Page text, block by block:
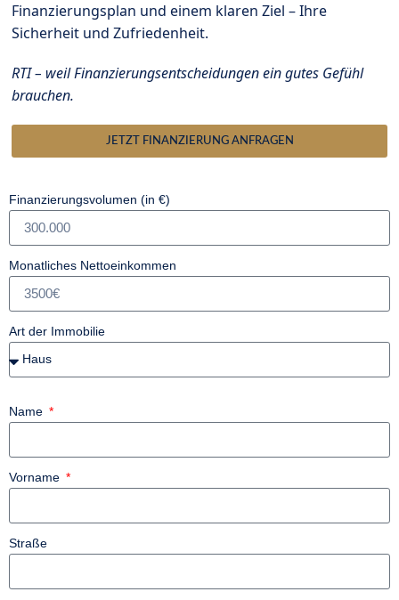
Finanzierungsplan und einem klaren Ziel – Ihre
Sicherheit und Zufriedenheit.
RTI – weil Finanzierungsentscheidungen ein gutes Gefühl
brauchen.
JETZT FINANZIERUNG ANFRAGEN
Finanzierungsvolumen (in €)
Monatliches Nettoeinkommen
Art der Immobilie
Name
Vorname
Straße